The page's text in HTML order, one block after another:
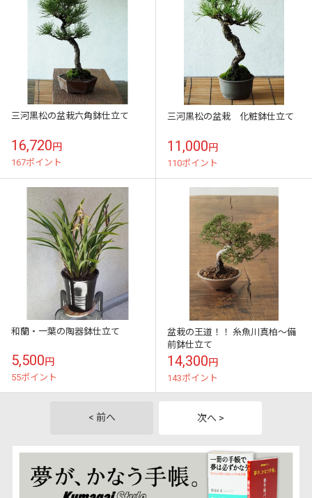
三河黒松の盆栽六角鉢仕立て
16,720円
167ポイント
三河黒松の盆栽 化粧鉢仕立て
11,000円
110ポイント
和蘭・一葉の陶器鉢仕立て
5,500円
55ポイント
盆栽の王道！！ 糸魚川真柏～備
前鉢仕立て
14,300円
143ポイント
< 前へ 次へ >